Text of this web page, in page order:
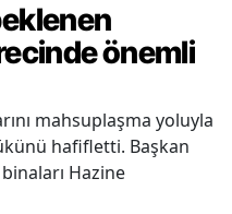
önemli
mahsuplaşma yoluyla
hafifletti. Başkan
Hazine